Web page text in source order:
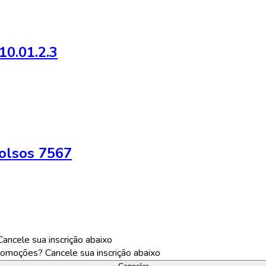
7567
sua inscrição abaixo
Cancele sua inscrição abaixo